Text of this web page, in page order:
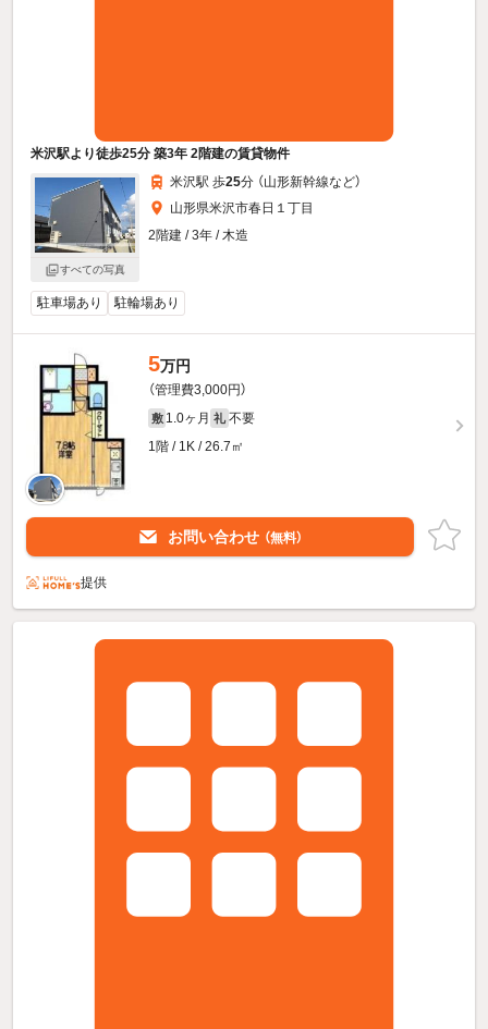
米沢駅より徒歩25分 築3年 2階建の賃貸物件
すべての写真
米沢駅 歩25分 （山形新幹線など）
山形県米沢市春日１丁目
2階建 / 3年 / 木造
駐車場あり 駐輪場あり
5万円
（管理費3,000円）
敷 1.0ヶ月 礼 不要
1階 / 1K / 26.7㎡
お問い合わせ （無料）
提供